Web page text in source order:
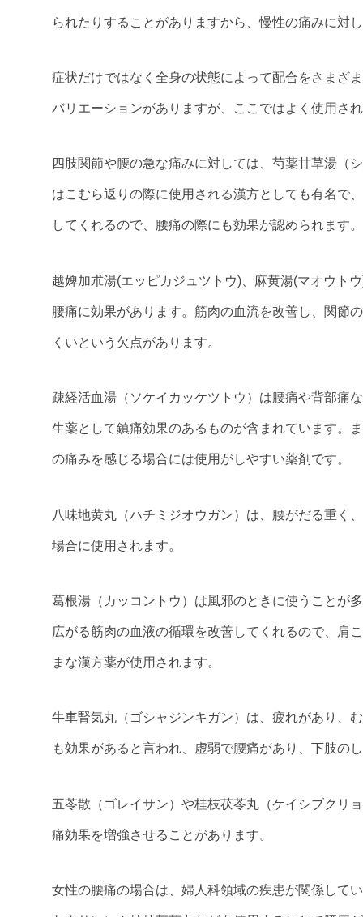
られたりすることがありますから、慢性の痛みに対
症状だけではなく全身の状態によって配合をさまざ
バリエーションがありますが、ここではよく使用さ
四肢関節や腰の急な痛みに対しては、芍薬甘草湯（
はこむら返りの際に使用される漢方としても有名で
してくれるので、腰痛の際にも効果が認められます。
越婢加朮湯(エッピカジュツトウ)、麻黄湯(マオウト
腰痛に効果があります。筋肉の血流を改善し、関節
くいという欠点があります。
疎経活血湯（ソケイカッケツトウ）は腰痛や背部痛
生薬として鎮痛効果のあるものが含まれています。
の痛みを感じる場合には使用がしやすい薬剤です。
八味地黄丸（ハチミジオウガン）は、腰がだる重く
場合に使用されます。
葛根湯（カッコントウ）は風邪のときに使うことが
広がる筋肉の血液の循環を改善してくれるので、肩
まな漢方薬が使用されます。
牛車腎気丸（ゴシャジンキガン）は、疲れがあり、
も効果があると言われ、虚弱で腰痛があり、下肢の
五苓散（ゴレイサン）や桂枝茯苓丸（ケイシブクリ
痛効果を増強させることがあります。
女性の腰痛の場合は、婦人科領域の疾患が関係して